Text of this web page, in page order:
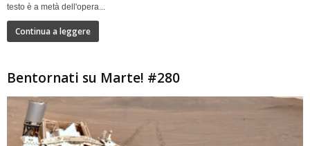
testo è a metà dell'opera...
Continua a leggere
Bentornati su Marte! #280